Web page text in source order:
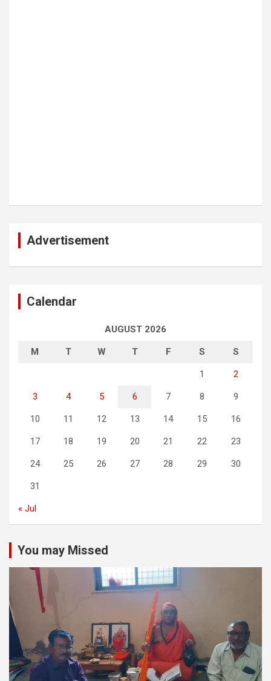
Advertisement
Calendar
AUGUST 2026
M T W T F S S
1 2
3 4 5 6 7 8 9
10 11 12 13 14 15 16
17 18 19 20 21 22 23
24 25 26 27 28 29 30
31
« Jul
You may Missed